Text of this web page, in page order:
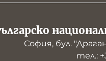
София, бул.
тел.: